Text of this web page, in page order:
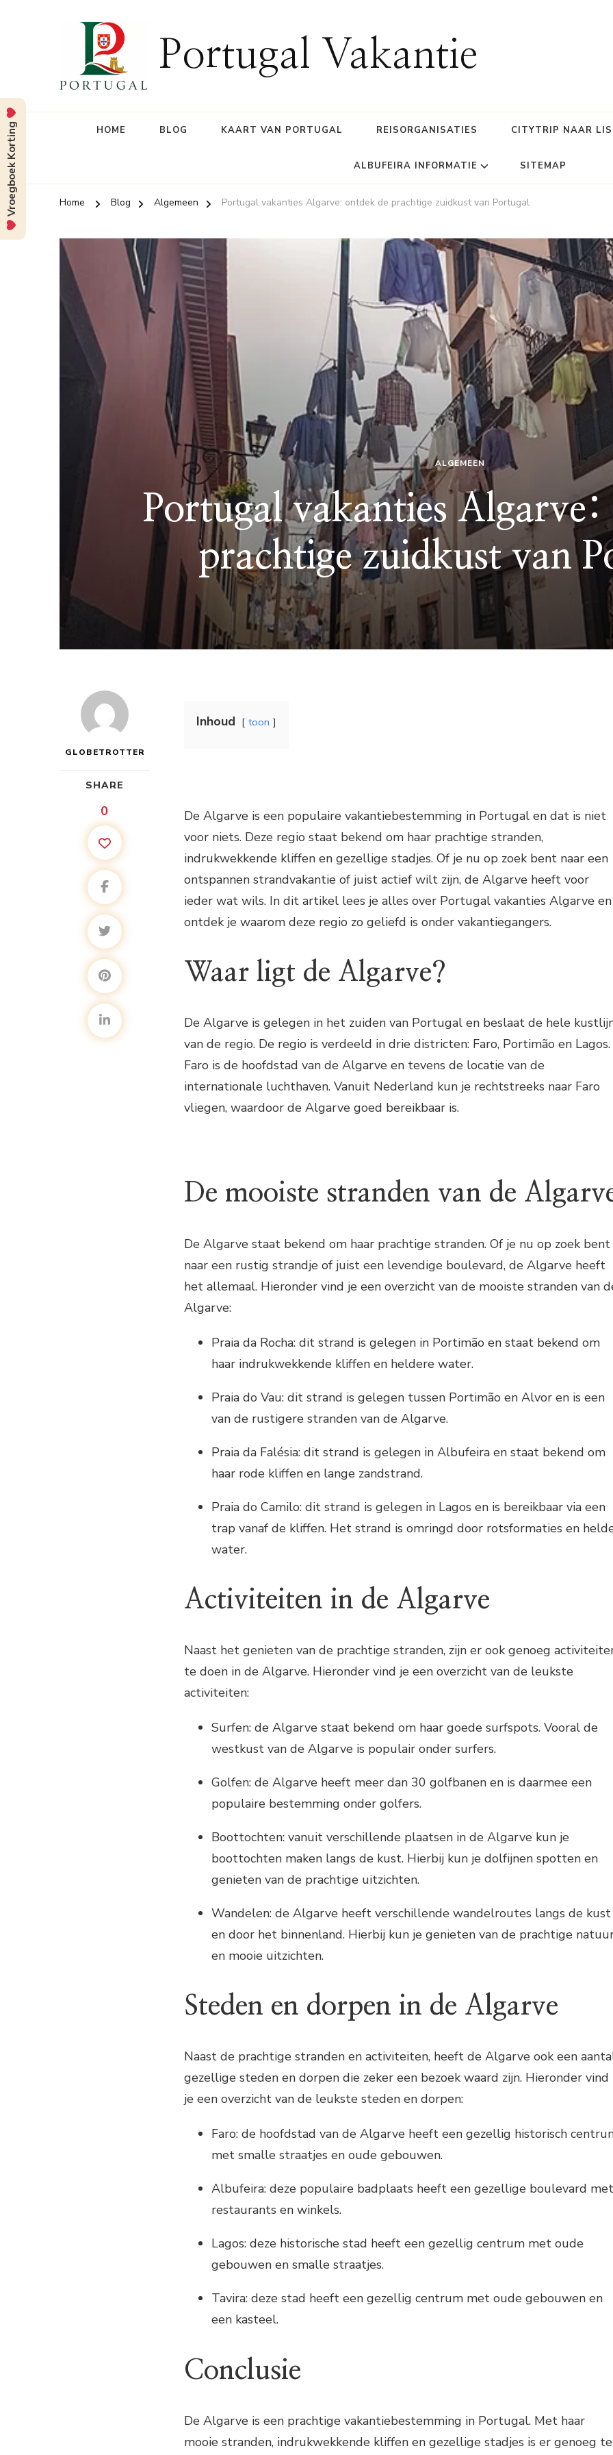
Portugal Vakantie
HOME BLOG KAART VAN PORTUGAL REISORGANISATIES CITYTRIP NAAR
ALBUFEIRA INFORMATIE SITEMAP
Home Blog Algemeen Portugal vakanties Algarve: ontdek de prachtige zuidkust van Portugal
ALGEMEEN
Portugal vakanties Algarve:
prachtige zuidkust van
GLOBETROTTER
SHARE
0
Inhoud toon
De Algarve is een populaire vakantiebestemming in Portugal en dat is niet
voor niets. Deze regio staat bekend om haar prachtige stranden,
indrukwekkende kliffen en gezellige stadjes. Of je nu op zoek bent naar een
ontspannen strandvakantie of juist actief wilt zijn, de Algarve heeft voor
ieder wat wils. In dit artikel lees je alles over Portugal vakanties Algarve en
ontdek je waarom deze regio zo geliefd is onder vakantiegangers.
Waar ligt de Algarve?
De Algarve is gelegen in het zuiden van Portugal en beslaat de hele
van de regio. De regio is verdeeld in drie districten: Faro, Portimão en Lagos.
Faro is de hoofdstad van de Algarve en tevens de locatie van de
internationale luchthaven. Vanuit Nederland kun je rechtstreeks naar Faro
vliegen, waardoor de Algarve goed bereikbaar is.
De mooiste stranden van de
De Algarve staat bekend om haar prachtige stranden. Of je nu op zoek bent
naar een rustig strandje of juist een levendige boulevard, de Algarve heeft
het allemaal. Hieronder vind je een overzicht van de mooiste stranden van
Algarve:
Praia da Rocha: dit strand is gelegen in Portimão en staat bekend om
haar indrukwekkende kliffen en heldere water.
Praia do Vau: dit strand is gelegen tussen Portimão en Alvor en is een
van de rustigere stranden van de Algarve.
Praia da Falésia: dit strand is gelegen in Albufeira en staat bekend om
haar rode kliffen en lange zandstrand.
Praia do Camilo: dit strand is gelegen in Lagos en is bereikbaar via een
trap vanaf de kliffen. Het strand is omringd door rotsformaties en
water.
Activiteiten in de Algarve
Naast het genieten van de prachtige stranden, zijn er ook genoeg
te doen in de Algarve. Hieronder vind je een overzicht van de leukste
activiteiten:
Surfen: de Algarve staat bekend om haar goede surfspots. Vooral de
westkust van de Algarve is populair onder surfers.
Golfen: de Algarve heeft meer dan 30 golfbanen en is daarmee een
populaire bestemming onder golfers.
Boottochten: vanuit verschillende plaatsen in de Algarve kun je
boottochten maken langs de kust. Hierbij kun je dolfijnen spotten en
genieten van de prachtige uitzichten.
Wandelen: de Algarve heeft verschillende wandelroutes langs de kust
en door het binnenland. Hierbij kun je genieten van de prachtige
en mooie uitzichten.
Steden en dorpen in de Algarve
Naast de prachtige stranden en activiteiten, heeft de Algarve ook een
gezellige steden en dorpen die zeker een bezoek waard zijn. Hieronder vind
je een overzicht van de leukste steden en dorpen:
Faro: de hoofdstad van de Algarve heeft een gezellig historisch
met smalle straatjes en oude gebouwen.
Albufeira: deze populaire badplaats heeft een gezellige boulevard met
restaurants en winkels.
Lagos: deze historische stad heeft een gezellig centrum met oude
gebouwen en smalle straatjes.
Tavira: deze stad heeft een gezellig centrum met oude gebouwen en
een kasteel.
Conclusie
De Algarve is een prachtige vakantiebestemming in Portugal. Met haar
mooie stranden, indrukwekkende kliffen en gezellige stadjes is er genoeg te
Vroegboek Korting